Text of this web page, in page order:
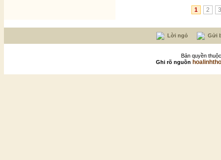
1 2 3
Lời ngỏ Gửi
Bản quyền
Ghi rõ nguồn